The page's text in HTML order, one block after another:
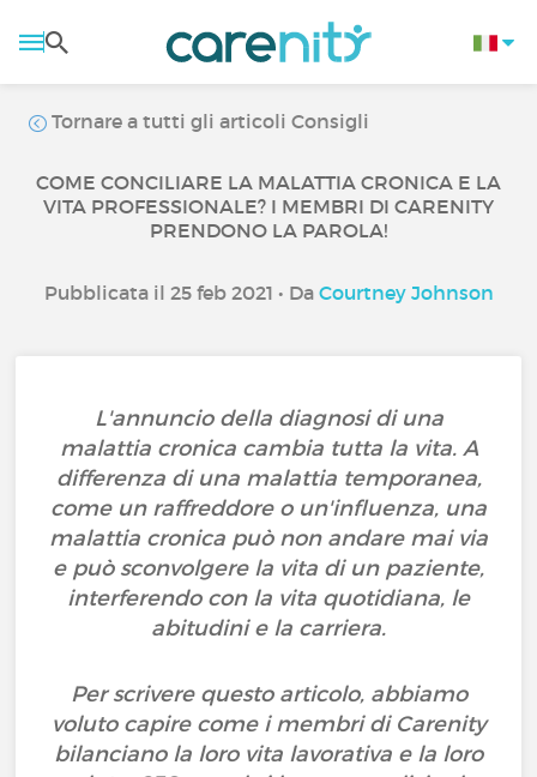
Tornare a tutti gli articoli Consigli
COME CONCILIARE LA MALATTIA CRONICA E LA
VITA PROFESSIONALE? I MEMBRI DI CARENITY
PRENDONO LA PAROLA!
Pubblicata il 25 feb 2021 • Da Courtney Johnson
L'annuncio della diagnosi di una
malattia cronica cambia tutta la vita. A
differenza di una malattia temporanea,
come un raffreddore o un'influenza, una
malattia cronica può non andare mai via
e può sconvolgere la vita di un paziente,
interferendo con la vita quotidiana, le
abitudini e la carriera.
Per scrivere questo articolo, abbiamo
voluto capire come i membri di Carenity
bilanciano la loro vita lavorativa e la loro